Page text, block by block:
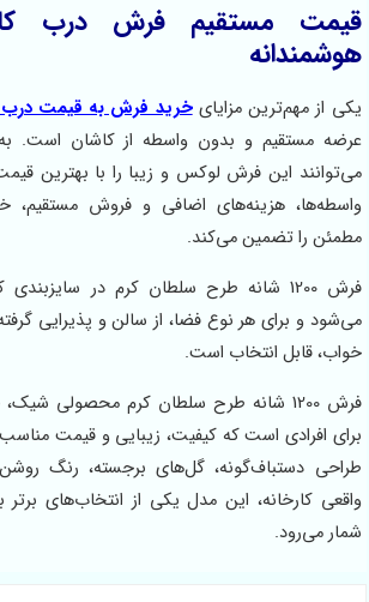
مستقیم فرش درب
از مهم‌ترین مزایایخرید فرش به قیمت درب
مستقیم و بدون واسطه از کاشان است. به
این فرش لوکس و زیبا را با بهترین قیمت
هزینه‌های اضافی و فروش مستقیم،
را تضمین می‌کند.
فرش 1200 شانه طرح سلطان کرم در سایز‌بندی
و برای هر نوع فضا، از سالن و پذیرایی گرفته تا
قابل انتخاب است.
فرش 1200 شانه طرح سلطان کرم محصولی شیک،
افرادی است که کیفیت، زیبایی و قیمت مناسب
دستباف‌گونه، گل‌های برجسته، رنگ روشن
کارخانه، این مدل یکی از انتخاب‌های برتر
می‌رود.